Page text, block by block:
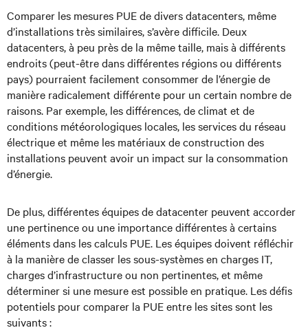
Comparer les mesures PUE de divers datacenters, même
d’installations très similaires, s’avère difficile. Deux
datacenters, à peu près de la même taille, mais à différents
endroits (peut-être dans différentes régions ou différents
pays) pourraient facilement consommer de l’énergie de
manière radicalement différente pour un certain nombre de
raisons. Par exemple, les différences, de climat et de
conditions météorologiques locales, les services du réseau
électrique et même les matériaux de construction des
installations peuvent avoir un impact sur la consommation
d’énergie.
De plus, différentes équipes de datacenter peuvent accorder
une pertinence ou une importance différentes à certains
éléments dans les calculs PUE. Les équipes doivent réfléchir
à la manière de classer les sous-systèmes en charges IT,
charges d’infrastructure ou non pertinentes, et même
déterminer si une mesure est possible en pratique. Les défis
potentiels pour comparer la PUE entre les sites sont les
suivants :